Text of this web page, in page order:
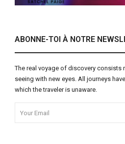
ABONNE-TOI À NOTRE
The real voyage of discovery consists
seeing with new eyes. All journeys
which the traveler is unaware.